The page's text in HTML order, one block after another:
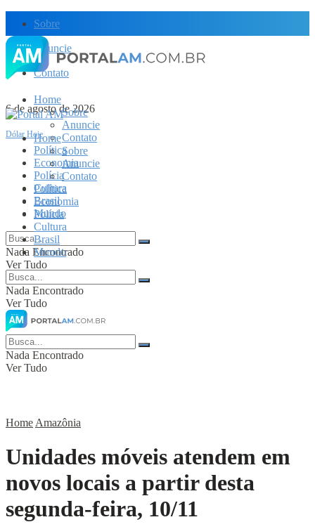
Sobre
Anuncie
Contato
6 de agosto de 2026
Dólar Hoje
Home
Sobre
Anuncie
Contato
Política
Economia
Polícia
Cultura
Brasil
Mundo
Nada Encontrado
Ver Tudo
Home
Sobre
Anuncie
Contato
Política
Economia
Polícia
Cultura
Brasil
Mundo
Nada Encontrado
Ver Tudo
Nada Encontrado
Ver Tudo
Home Amazônia
Unidades móveis atendem em
novos locais a partir desta
segunda-feira, 10/11